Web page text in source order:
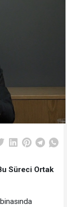
Süreci Ortak